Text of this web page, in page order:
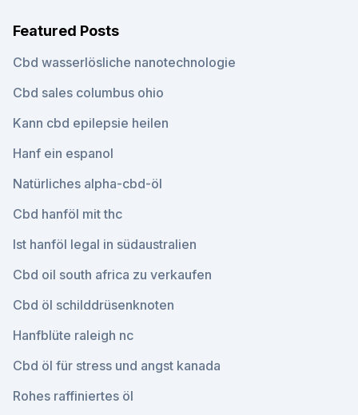
Featured Posts
Cbd wasserlösliche nanotechnologie
Cbd sales columbus ohio
Kann cbd epilepsie heilen
Hanf ein espanol
Natürliches alpha-cbd-öl
Cbd hanföl mit thc
Ist hanföl legal in südaustralien
Cbd oil south africa zu verkaufen
Cbd öl schilddrüsenknoten
Hanfblüte raleigh nc
Cbd öl für stress und angst kanada
Rohes raffiniertes öl